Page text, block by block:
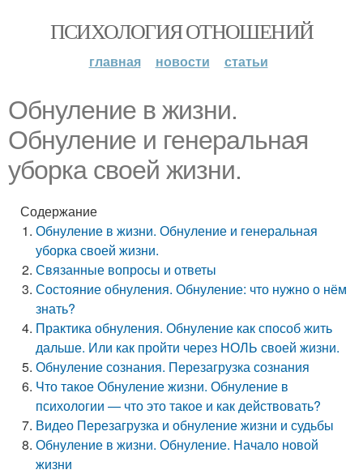
ПСИХОЛОГИЯ ОТНОШЕНИЙ
главная новости статьи
Обнуление в жизни.
Обнуление и генеральная
уборка своей жизни.
Содержание
Обнуление в жизни. Обнуление и генеральная
уборка своей жизни.
Связанные вопросы и ответы
Состояние обнуления. Обнуление: что нужно о нём
знать?
Практика обнуления. Обнуление как способ жить
дальше. Или как пройти через НОЛЬ своей жизни.
Обнуление сознания. Перезагрузка сознания
Что такое Обнуление жизни. Обнуление в
психологии — что это такое и как действовать?
Видео Перезагрузка и обнуление жизни и судьбы
Обнуление в жизни. Обнуление. Начало новой
жизни